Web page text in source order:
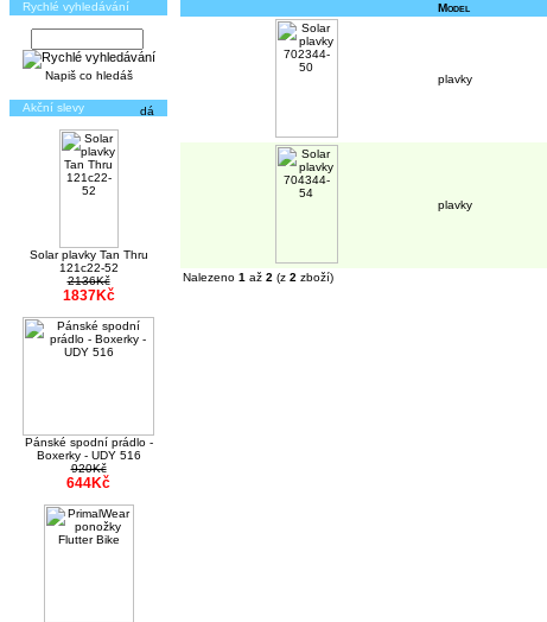
Rychlé vyhledávání
Napiš co hledáš
Akční slevy
Solar plavky Tan Thru
121c22-52
2136Kč
1837Kč
Pánské spodní prádlo -
Boxerky - UDY 516
920Kč
644Kč
Model
plavky
plavky
Nalezeno 1 až 2 (z 2 zboží)